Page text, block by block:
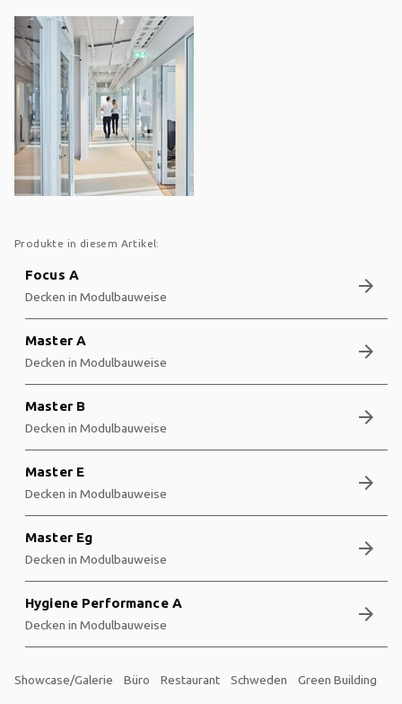
Produkte in diesem Artikel:
Focus A
Decken in Modulbauweise arrow_forward
Master A
Decken in Modulbauweise arrow_forward
Master B
Decken in Modulbauweise arrow_forward
Master E
Decken in Modulbauweise arrow_forward
Master Eg
Decken in Modulbauweise arrow_forward
Hygiene Performance A
Decken in Modulbauweise arrow_forward
Showcase/Galerie Büro Restaurant Schweden Green Building